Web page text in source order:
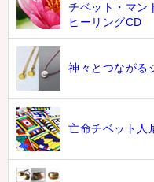
チベット・マン
ヒーリングCD
神々とつながる
亡命チベット人